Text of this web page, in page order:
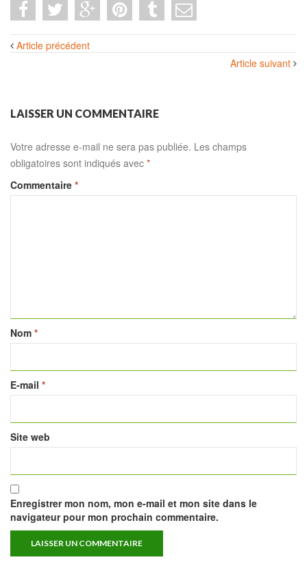
Navigation
articles
Article précédent
Article suivant
LAISSER UN COMMENTAIRE
Votre adresse e-mail ne sera pas publiée. Les champs
obligatoires sont indiqués avec *
Commentaire *
Nom *
E-mail *
Site web
Enregistrer mon nom, mon e-mail et mon site dans le
navigateur pour mon prochain commentaire.